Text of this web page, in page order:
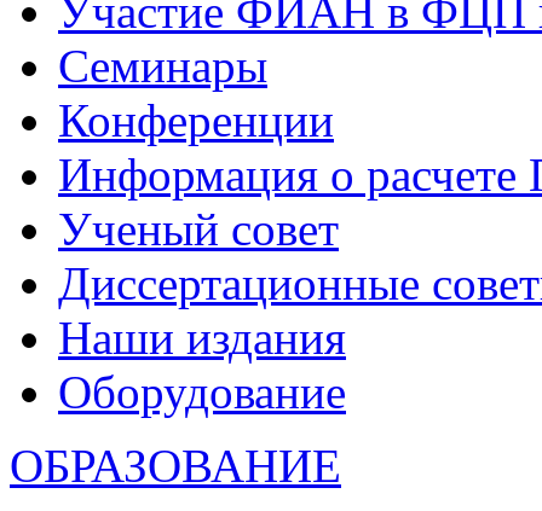
Участие ФИАН в ФЦП
Семинары
Конференции
Информация о
Ученый совет
Диссертационные
Наши издания
Оборудование
ОБРАЗОВАНИЕ